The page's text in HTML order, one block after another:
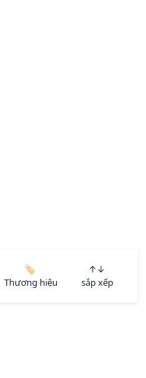
🏷️
Thương hiệu
↑↓
sắp xếp